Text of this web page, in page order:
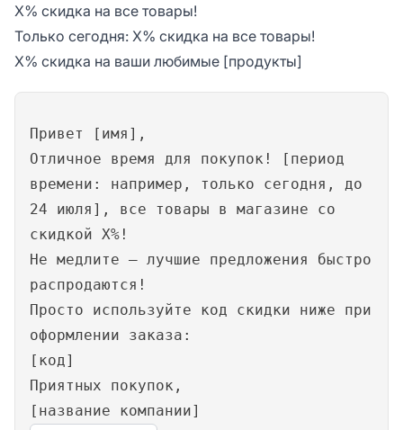
X% скидка на все товары!
Только сегодня: X% скидка на все товары!
X% скидка на ваши любимые [продукты]
Привет [имя],
Отличное время для покупок! [период
времени: например, только сегодня, до
24 июля], все товары в магазине со
скидкой X%!
Не медлите — лучшие предложения быстро
распродаются!
Просто используйте код скидки ниже при
оформлении заказа:
[код]
Приятных покупок,
[название компании]